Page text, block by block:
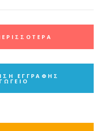
ΕΓΓΡΑΦΗΣ